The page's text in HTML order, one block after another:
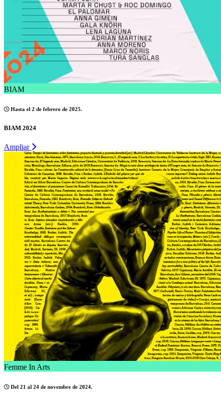
BIAM
Hasta el 2 de febrero de 2025.
BIAM 2024
Ampliar
Femme In Arts
Del 21 al 24 de novembre de 2024.